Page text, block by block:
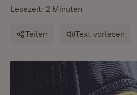
Lesezeit: 2 Minuten
Teilen Text vorlesen